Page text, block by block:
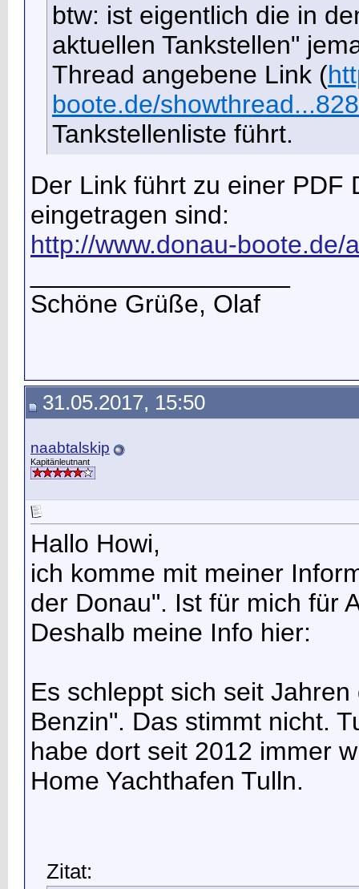
btw: ist eigentlich die in
aktuellen Tankstellen"
Thread angebene Link (
boote.de/
Tankstellenliste führt.
Der Link führt zu einer PDF
eingetragen sind:
http://www.donau-
Schöne Grüße, Olaf
31.05.2017, 15:50
naabtalskip
Kapitänleutnant
Hallo Howi,
ich komme mit meiner
der Donau". Ist für mich für
Deshalb meine Info hier:
Es schleppt sich seit
Benzin". Das stimmt nicht.
habe dort seit 2012 immer
Home Yachthafen Tulln.
Zitat: